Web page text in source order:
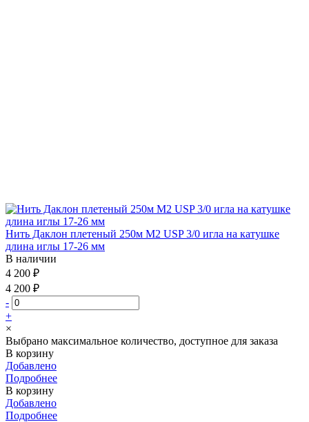
Нить Даклон плетеный 250м М2 USP 3/0 игла на катушке
длина иглы 17-26 мм
В наличии
4 200 ₽
4 200 ₽
-
+
×
Выбрано максимальное количество, доступное для заказа
В корзину
Добавлено
Подробнее
В корзину
Добавлено
Подробнее